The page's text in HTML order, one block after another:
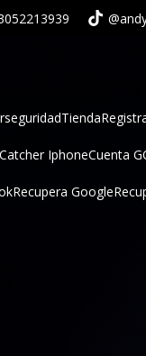
Tienda
Catcher IphoneCuenta
Recupera Google